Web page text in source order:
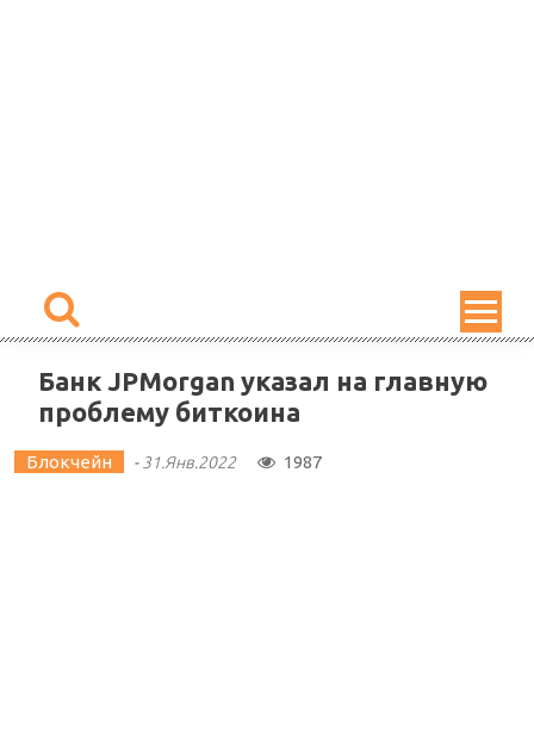
Банк JPMorgan указал на главную
проблему биткоина
Блокчейн - 31.Янв.2022 1987